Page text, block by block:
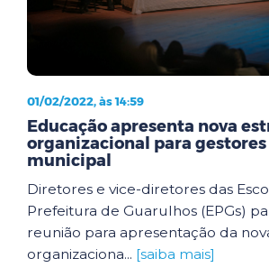
01/02/2022, às 14:59
Educação apresenta nova
organizacional para gestores
municipal
Diretores e vice-diretores das
Prefeitura de Guarulhos (EPGs)
reunião para apresentação da
organizaciona... [saiba mais]